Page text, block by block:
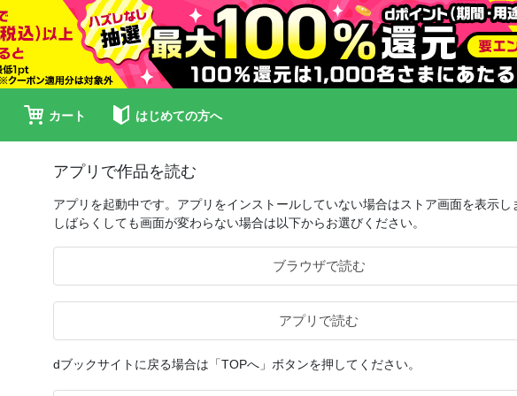
カート はじめての方へ
アプリで作品を読む
アプリを起動中です。アプリをインストールしていない場合はストア画面を表示し
しばらくしても画面が変わらない場合は以下からお選びください。
ブラウザで読む
アプリで読む
dブックサイトに戻る場合は「TOPへ」ボタンを押してください。